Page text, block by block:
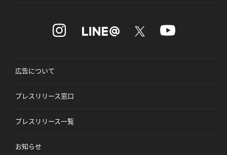
広告について
プレスリリース窓口
プレスリリース一覧
お知らせ